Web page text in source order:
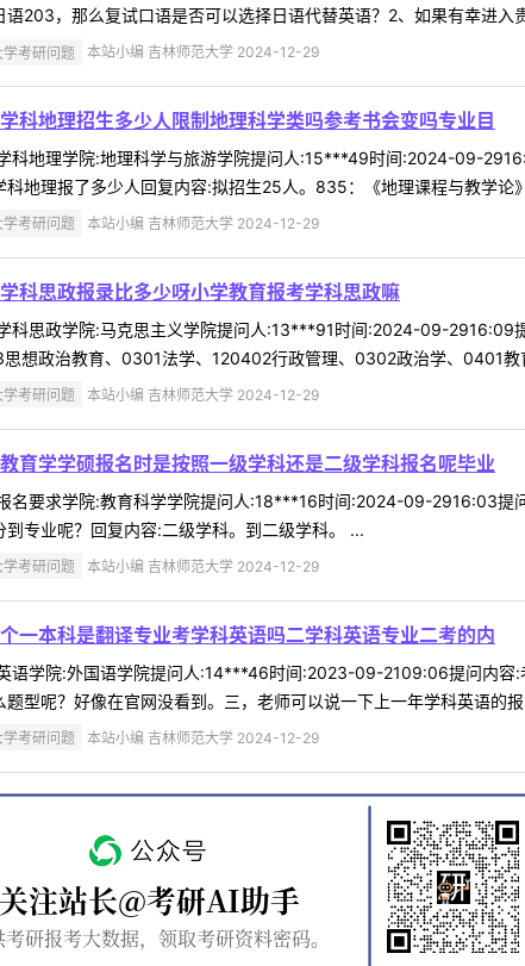
语203，那么复试口语是否可以选择日语代替英语？2、如果有幸进入
学考研问题 本站小编 吉林师范大学 2024-12-29
科地理招生多少人限制地理科学类吗参考书会变吗专业目
科地理学院:地理科学与旅游学院提问人:15***49时间:2024-09-
科地理报了多少人回复内容:拟招生25人。835：《地理课程与教学论
学考研问题 本站小编 吉林师范大学 2024-12-29
科思政报录比多少呀小学教育报考学科思政嘛
科思政学院:马克思主义学院提问人:13***91时间:2024-09-2916:09
想政治教育、0301法学、120402行政管理、0302政治学、0401教
学考研问题 本站小编 吉林师范大学 2024-12-29
育学学硕报名时是按照一级学科还是二级学科报名呢毕业
名要求学院:教育科学学院提问人:18***16时间:2024-09-2916:03提
到专业呢？回复内容:二级学科。到二级学科。 ...
学考研问题 本站小编 吉林师范大学 2024-12-29
一本科是翻译专业考学科英语吗二学科英语专业二考的内
语学院:外国语学院提问人:14***46时间:2023-09-2109:06提问内容:
题型呢？好像在官网没看到。三，老师可以说一下上一年学科英语的
学考研问题 本站小编 吉林师范大学 2024-12-29